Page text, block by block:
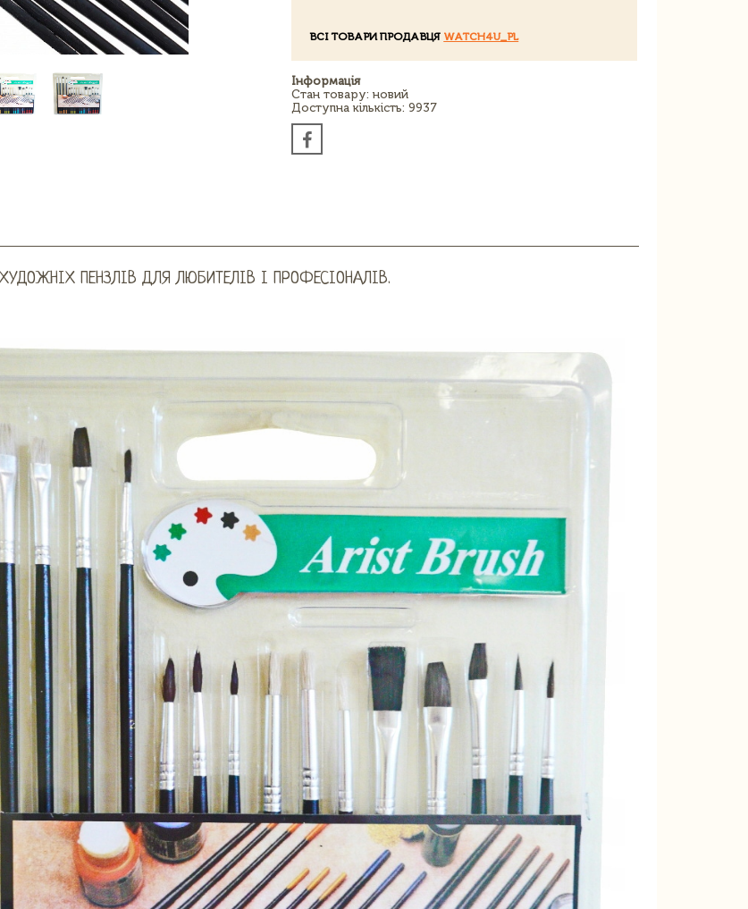
ВСІ ТОВАРИ ПРОДАВЦЯ WATCH4U_PL
Інформація
Стан товару: новий
Доступна кількість: 9937
ПЕНЗЛІВ ДЛЯ ЛЮБИТЕЛІВ І ПРОФЕСІОНАЛІВ.